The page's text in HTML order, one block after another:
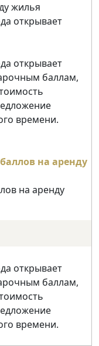
жилья
открывает
открывает
баллам,
времени.
на аренду
открывает
баллам,
времени.